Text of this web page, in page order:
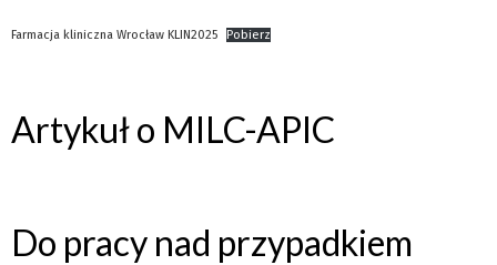
Farmacja kliniczna Wrocław KLIN2025 Pobierz
Artykuł o MILC-APIC
Do pracy nad przypadkiem